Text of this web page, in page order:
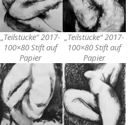
„Teilstücke“ 2017-
100×80 Stift auf
Papier
„Teilstücke“ 2017-
100×80 Stift auf
Papier